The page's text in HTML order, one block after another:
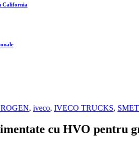
California
, iveco, IVECO TRUCKS, SMET
cu HVO pentru